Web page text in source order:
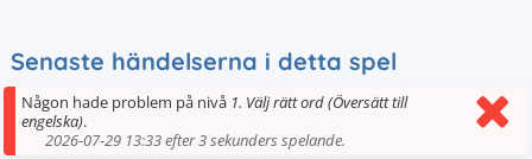
Senaste händelserna i detta spel
Någon hade problem på nivå 1. Välj rätt ord (Översätt till
engelska).
2026-07-29 13:33 efter 3 sekunders spelande.